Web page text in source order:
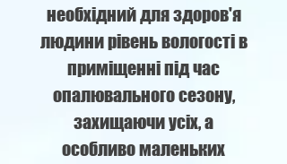
необхідний для здоров'я
людини рівень вологості в
приміщенні під час
опалювального сезону,
захищаючи усіх, а
особливо маленьких